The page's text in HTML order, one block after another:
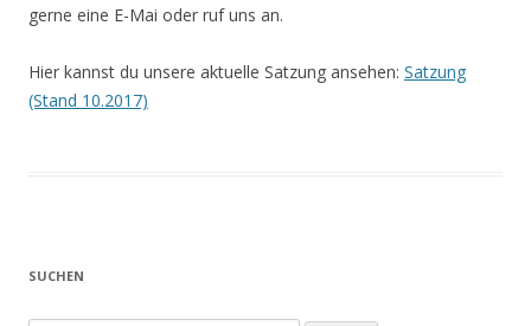
gerne eine E-Mai oder ruf uns an.
Hier kannst du unsere aktuelle Satzung ansehen: Satzung
(Stand 10.2017)
SUCHEN